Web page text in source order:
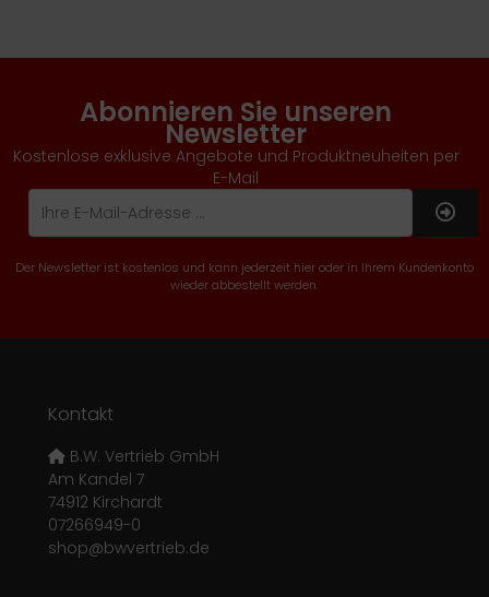
Abonnieren Sie unseren
Newsletter
Kostenlose exklusive Angebote und Produktneuheiten per
E-Mail
Der Newsletter ist kostenlos und kann jederzeit hier oder in Ihrem Kundenkonto
wieder abbestellt werden.
Kontakt
B.W. Vertrieb GmbH
Am Kandel 7
74912 Kirchardt
07266949-0
shop@bwvertrieb.de